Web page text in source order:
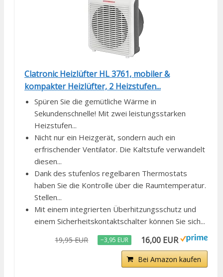
Clatronic Heizlüfter HL 3761, mobiler &
kompakter Heizlüfter, 2 Heizstufen...
Spüren Sie die gemütliche Wärme in
Sekundenschnelle! Mit zwei leistungsstarken
Heizstufen...
Nicht nur ein Heizgerät, sondern auch ein
erfrischender Ventilator. Die Kaltstufe verwandelt
diesen...
Dank des stufenlos regelbaren Thermostats
haben Sie die Kontrolle über die Raumtemperatur.
Stellen...
Mit einem integrierten Überhitzungsschutz und
einem Sicherheitskontaktschalter können Sie sich...
19,95 EUR −3,95 EUR 16,00 EUR
Bei Amazon kaufen